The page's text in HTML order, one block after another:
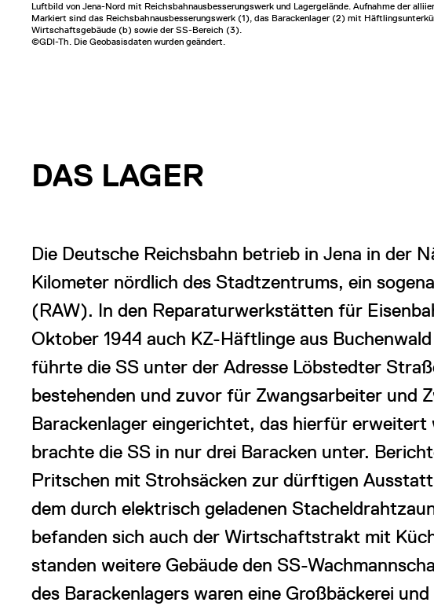
Luftbild von Jena-Nord mit Reichsbahnausbesserungswerk und Lagergelände. Aufnahme der
Markiert sind das Reichsbahnausbesserungswerk (1), das Barackenlager (2) mit
Wirtschaftsgebäude (b) sowie der SS-Bereich (3).
©GDI-Th. Die Geobasisdaten wurden geändert.
DAS LAGER
Die Deutsche Reichsbahn betrieb in Jena in der
Kilometer nördlich des Stadtzentrums, ein
(RAW). In den Reparaturwerkstätten für
Oktober 1944 auch KZ-Häftlinge aus
führte die SS unter der Adresse Löbstedter
bestehenden und zuvor für Zwangsarbeiter und
Barackenlager eingerichtet, das hierfür
brachte die SS in nur drei Baracken unter.
Pritschen mit Strohsäcken zur dürftigen
dem durch elektrisch geladenen
befanden sich auch der Wirtschaftstrakt mit
standen weitere Gebäude den SS-
des Barackenlagers waren eine Großbäckerei